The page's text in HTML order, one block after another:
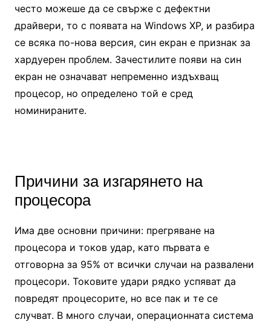
често можеше да се свърже с дефектни
драйвери, то с появата на Windows XP, и разбира
се всяка по-нова версия, син екран е признак за
хардуерен проблем. Зачестилите появи на син
екран не означават непременно издъхващ
процесор, но определено той е сред
номинираните.
Причини за изгарянето на
процесора
Има две основни причини: прегряване на
процесора и токов удар, като първата е
отговорна за 95% от всички случаи на развалени
процесори. Токовите удари рядко успяват да
повредят процесорите, но все пак и те се
случват. В много случаи, операционната система